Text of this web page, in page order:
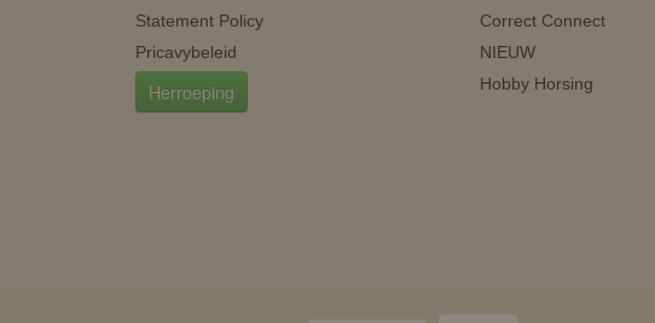
Statement Policy
Pricavybeleid
Herroeping
Correct Connect
NIEUW
Hobby Horsing